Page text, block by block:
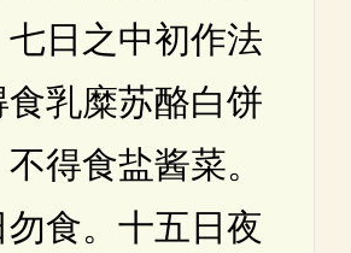
七日之中初作法
食乳糜苏酪白饼
得食盐酱菜。
食。十五日夜